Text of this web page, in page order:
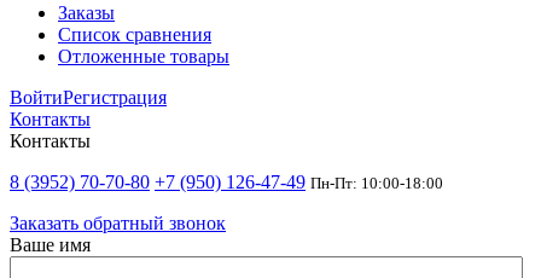
Заказы
Список сравнения
Отложенные товары
ВойтиРегистрация
Контакты
Контакты
8 (3952) 70-70-80 +7 (950) 126-47-49 Пн-Пт: 10:00-18:00
Заказать обратный звонок
Ваше имя